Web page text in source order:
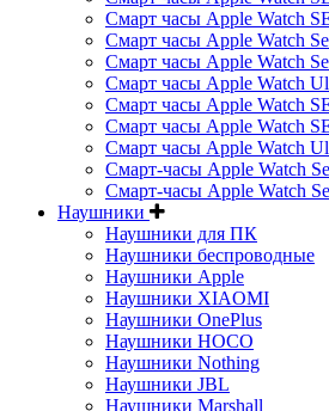
Смарт часы Apple Watch
Смарт часы Apple Watch
Смарт часы Apple Watch
Смарт часы Apple Watch
Смарт часы Apple Watch
Смарт часы Apple Watch
Смарт часы Apple Watch
Смарт-часы Apple Watch
Смарт-часы Apple Watch
Наушники
Наушники для ПК
Наушники беспроводные
Наушники Apple
Наушники XIAOMI
Наушники OnePlus
Наушники HOCO
Наушники Nothing
Наушники JBL
Наушники Marshall